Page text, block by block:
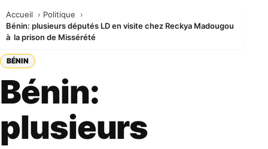
Accueil
Politique
Bénin: plusieurs députés LD en visite chez Reckya Madougou
à la prison de Missérété
BÉNIN
Bénin:
plusieurs